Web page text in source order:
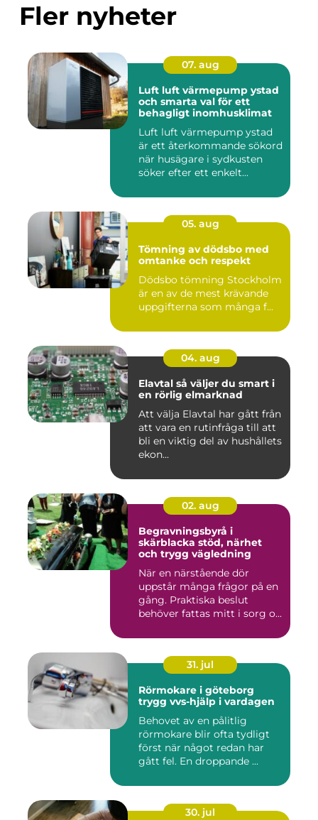
Fler nyheter
07. aug
Luft luft värmepump ystad
och smarta val för ett
behagligt inomhusklimat
Luft luft värmepump ystad
är ett återkommande sökord
när husägare i sydkusten
söker efter ett enkelt...
05. aug
Tömning av dödsbo med
omtanke och respekt
Dödsbo tömning Stockholm
är en av de mest krävande
uppgifterna som många f...
04. aug
Elavtal så väljer du smart i
en rörlig elmarknad
Att välja Elavtal har gått från
att vara en rutinfråga till att
bli en viktig del av hushållets
ekon...
02. aug
Begravningsbyrå i
skärblacka stöd, närhet
och trygg vägledning
När en närstående dör
uppstår många frågor på en
gång. Praktiska beslut
behöver fattas mitt i sorg o...
31. jul
Rörmokare i göteborg
trygg vvs-hjälp i vardagen
Behovet av en pålitlig
rörmokare blir ofta tydligt
först när något redan har
gått fel. En droppande ...
30. jul